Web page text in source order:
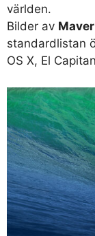
världen.
Bilder av
standardlistan
OS X, El